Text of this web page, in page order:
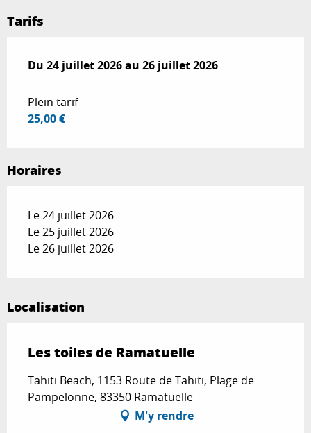
Tarifs
Du 24 juillet 2026au 26 juillet 2026
Du 24 juillet 2026au 26 juillet 2026
Plein tarif
25,00 €
Horaires
Le 24 juillet 2026
Le 25 juillet 2026
Le 26 juillet 2026
Localisation
Les toiles de Ramatuelle
Tahiti Beach, 1153 Route de Tahiti, Plage de
Pampelonne, 83350 Ramatuelle
M'y rendre